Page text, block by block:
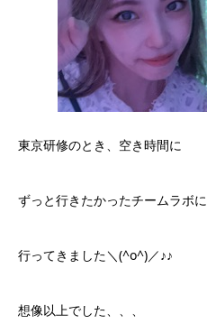
東京研修のとき、空き時間に
ずっと行きたかったチームラボに
行ってきました＼(^o^)／♪♪
想像以上でした、、、